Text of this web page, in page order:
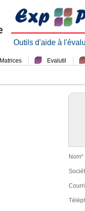
Outils d'aide à
Matrices Evalutil
Nom*